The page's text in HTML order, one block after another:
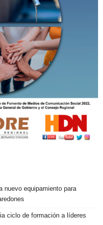
nuevo equipamiento para
ciclo de formación a líderes